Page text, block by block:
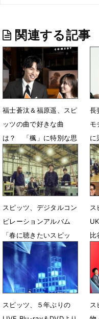
関連する記事
福士蒼汰＆福原遥、スピ
ッツの曲で好きな曲
は？ 「楓」に特別な思
い
11月19日 12時57分
長
モ
に
スピッツ、デジタルコン
ピレーションアルバム
「春に聴きたいスピッ
ツ」収録曲発表
3月25日 00時06分
ス
比
スピッツ、５年ぶりの
ス